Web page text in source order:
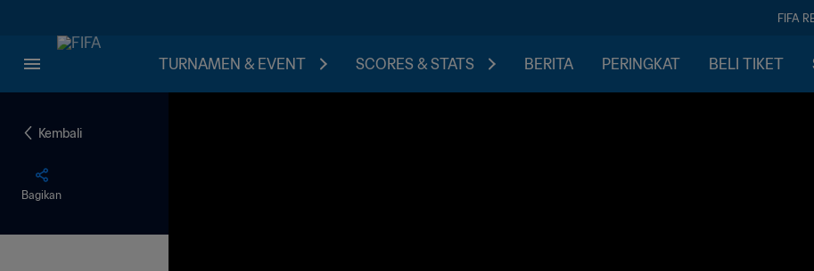
FIFA
TURNAMEN & EVENT SCORES & STATS BERITA PERINGKAT BELI TIKET
Kembali
Bagikan